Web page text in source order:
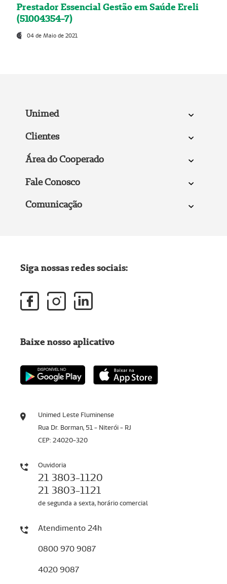
Prestador Essencial Gestão em Saúde Ereli
(51004354-7)
04 de Maio de 2021
Unimed
Clientes
Área do Cooperado
Fale Conosco
Comunicação
Unimed Leste Fluminense
Rua Dr. Borman, 51 - Niterói - RJ
CEP: 24020-320
Ouvidoria
21 3803-1120
21 3803-1121
de segunda a sexta, horário comercial
Atendimento 24h
0800 970 9087
4020 9087
Siga nossas redes sociais:
Baixe nosso aplicativo